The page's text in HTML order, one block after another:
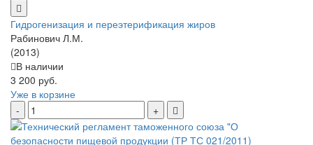
Гидрогенизация и переэтерификация жиров
Рабинович Л.М.
(2013)
В наличии
3 200 руб.
Уже в корзине